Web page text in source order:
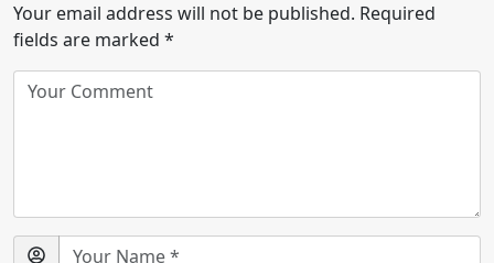
Your email address will not be published. Required
fields are marked *